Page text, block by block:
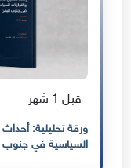
قبل 1 شهر
ورقة تحليلية:
السياسية في جنوب